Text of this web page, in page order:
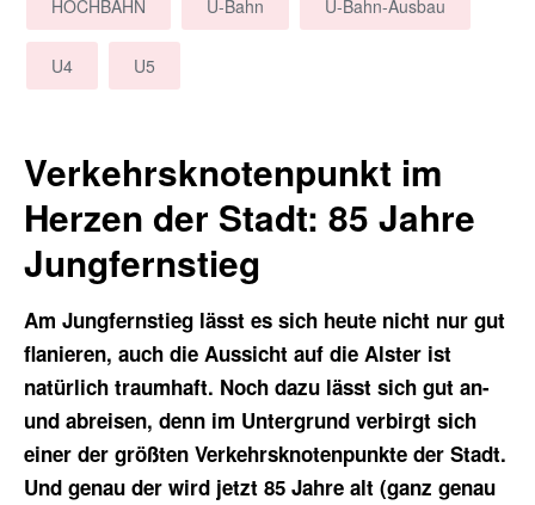
HOCHBAHN U-Bahn U-Bahn-Ausbau
U4 U5
Verkehrsknotenpunkt im
Herzen der Stadt: 85 Jahre
Jungfernstieg
Am Jungfernstieg lässt es sich heute nicht nur gut
flanieren, auch die Aussicht auf die Alster ist
natürlich traumhaft. Noch dazu lässt sich gut an-
und abreisen, denn im Untergrund verbirgt sich
einer der größten Verkehrsknotenpunkte der Stadt.
Und genau der wird jetzt 85 Jahre alt (ganz genau